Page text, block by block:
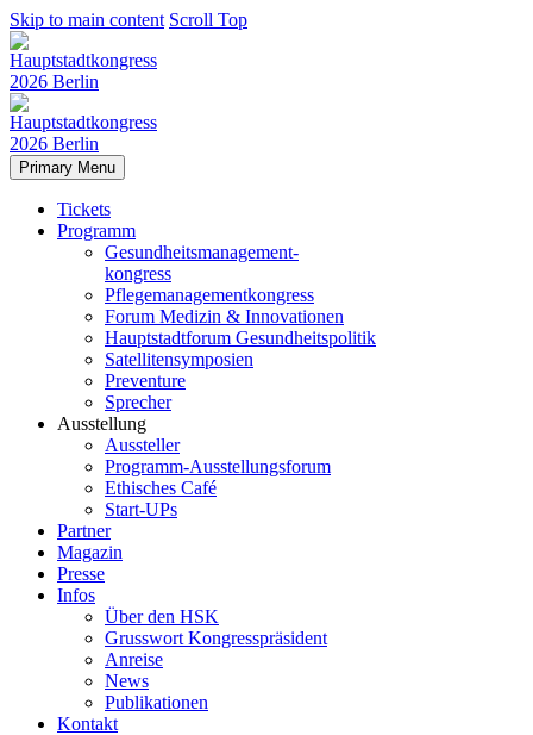
Skip to main content Scroll Top
Primary Menu
Tickets
Programm
Gesundheitsmanagement-
kongress
Pflegemanagementkongress
Forum Medizin & Innovationen
Hauptstadtforum Gesundheitspolitik
Satellitensymposien
Preventure
Sprecher
Ausstellung
Aussteller
Programm-Ausstellungsforum
Ethisches Café
Start-UPs
Partner
Magazin
Presse
Infos
Über den HSK
Grusswort Kongresspräsident
Anreise
News
Publikationen
Kontakt